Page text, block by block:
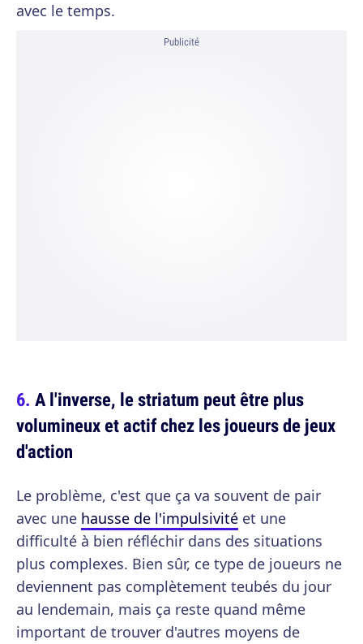
avec le temps.
Publicité
A l'inverse, le striatum peut être plus
volumineux et actif chez les joueurs de jeux
d'action
Le problème, c'est que ça va souvent de pair
avec une hausse de l'impulsivité et une
difficulté à bien réfléchir dans des situations
plus complexes. Bien sûr, ce type de joueurs ne
deviennent pas complètement teubés du jour
au lendemain, mais ça reste quand même
important de trouver d'autres moyens de